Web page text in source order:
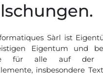
Sàrl ist
Eigentum und
für alle auf der
insbesondere